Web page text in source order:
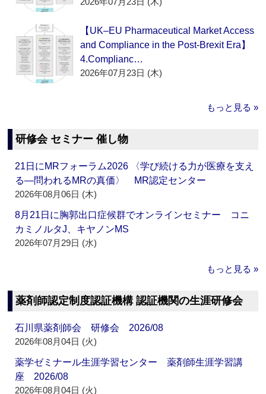
【UK–EU Pharmaceutical Market Access
and Compliance in the Post-Brexit Era】
4.Complianc…
2026年07月23日 (木)
もっと見る »
研修会 セミナー 催し物
21日にMRフォーラム2026 〈学び続ける力が医療を支え
る―問われるMRの真価〉 MR認定センター
2026年08月06日 (木)
8月21日に胸郭出口症候群でオンラインセミナー コニ
カミノルタJ、キヤノンMS
2026年07月29日 (水)
もっと見る »
薬剤師認定制度認証機構 認証機関の生涯研修会
石川県薬剤師会 研修会 2026/08
2026年08月04日 (火)
薬学ゼミナール生涯学習センター 薬剤師生涯学習講
座 2026/08
2026年08月04日 (火)